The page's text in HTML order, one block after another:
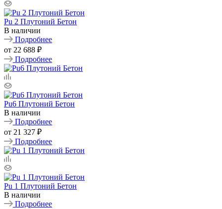
Pu 2 Плутоний Бетон
В наличии
Подробнее
от 22 688 ₽
Подробнее
Pu6 Плутоний Бетон
В наличии
Подробнее
от 21 327 ₽
Подробнее
Pu 1 Плутоний Бетон
В наличии
Подробнее